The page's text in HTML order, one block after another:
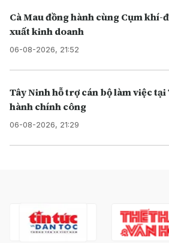
Cà Mau đồng hành cùng Cụm
xuất kinh doanh
06-08-2026, 21:52
Tây Ninh hỗ trợ cán bộ làm việc
hành chính công
06-08-2026, 21:29